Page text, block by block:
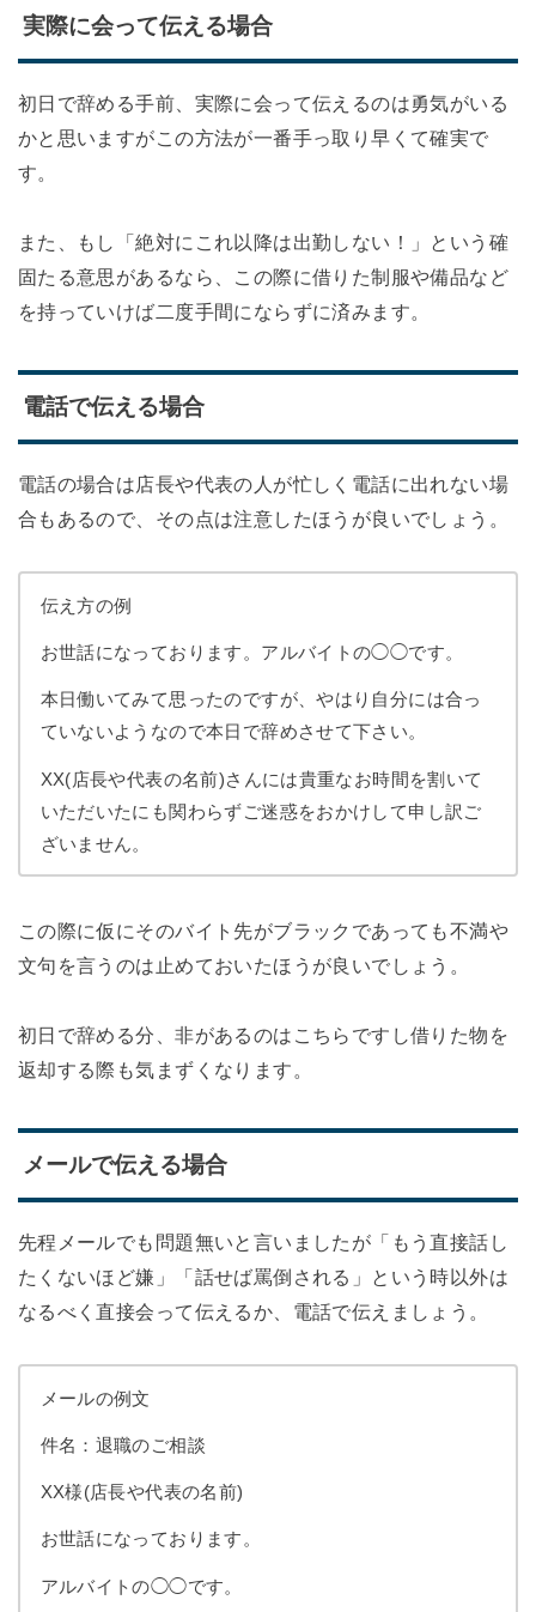
実際に会って伝える場合
初日で辞める手前、実際に会って伝えるのは勇気がいる
かと思いますがこの方法が一番手っ取り早くて確実で
す。
また、もし「絶対にこれ以降は出勤しない！」という確
固たる意思があるなら、この際に借りた制服や備品など
を持っていけば二度手間にならずに済みます。
電話で伝える場合
電話の場合は店長や代表の人が忙しく電話に出れない場
合もあるので、その点は注意したほうが良いでしょう。
伝え方の例
お世話になっております。アルバイトの◯◯です。
本日働いてみて思ったのですが、やはり自分には合っ
ていないようなので本日で辞めさせて下さい。
XX(店長や代表の名前)さんには貴重なお時間を割いて
いただいたにも関わらずご迷惑をおかけして申し訳ご
ざいません。
この際に仮にそのバイト先がブラックであっても不満や
文句を言うのは止めておいたほうが良いでしょう。
初日で辞める分、非があるのはこちらですし借りた物を
返却する際も気まずくなります。
メールで伝える場合
先程メールでも問題無いと言いましたが「もう直接話し
たくないほど嫌」「話せば罵倒される」という時以外は
なるべく直接会って伝えるか、電話で伝えましょう。
メールの例文
件名：退職のご相談
XX様(店長や代表の名前)
お世話になっております。
アルバイトの◯◯です。